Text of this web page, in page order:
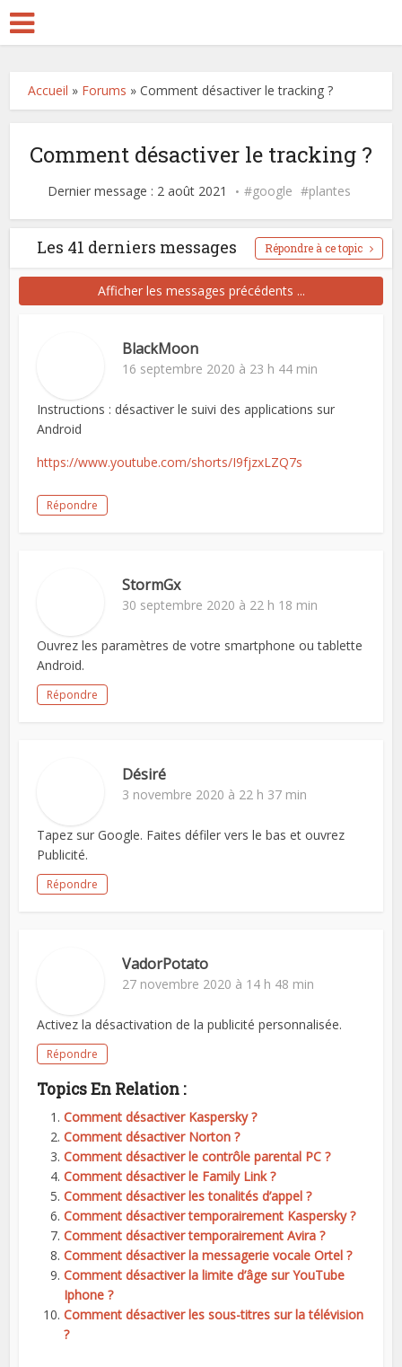
Accueil » Forums »Comment désactiver le tracking ?
Comment désactiver le tracking ?
Dernier message : 2 août 2021 google plantes
Les 41 derniers messages Répondre à ce topic
Afficher les messages précédents ...
BlackMoon
16 septembre 2020 à 23 h 44 min
Instructions : désactiver le suivi des applications sur
Android
https://www.youtube.com/shorts/I9fjzxLZQ7s
Répondre
StormGx
30 septembre 2020 à 22 h 18 min
Ouvrez les paramètres de votre smartphone ou tablette
Android.
Répondre
Désiré
3 novembre 2020 à 22 h 37 min
Tapez sur Google. Faites défiler vers le bas et ouvrez
Publicité.
Répondre
VadorPotato
27 novembre 2020 à 14 h 48 min
Activez la désactivation de la publicité personnalisée.
Répondre
Topics En Relation :
Comment désactiver Kaspersky ?
Comment désactiver Norton ?
Comment désactiver le contrôle parental PC ?
Comment désactiver le Family Link ?
Comment désactiver les tonalités d’appel ?
Comment désactiver temporairement Kaspersky ?
Comment désactiver temporairement Avira ?
Comment désactiver la messagerie vocale Ortel ?
Comment désactiver la limite d’âge sur YouTube
Iphone ?
Comment désactiver les sous-titres sur la télévision
?